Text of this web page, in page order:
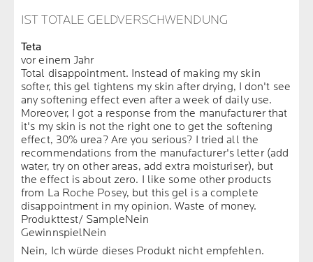
IST TOTALE GELDVERSCHWENDUNG
Teta
vor einem Jahr
Total disappointment. Instead of making my skin
softer, this gel tightens my skin after drying, I don't see
any softening effect even after a week of daily use.
Moreover, I got a response from the manufacturer that
it's my skin is not the right one to get the softening
effect, 30% urea? Are you serious? I tried all the
recommendations from the manufacturer's letter (add
water, try on other areas, add extra moisturiser), but
the effect is about zero. I like some other products
from La Roche Posey, but this gel is a complete
disappointment in my opinion. Waste of money.
Produkttest/ SampleNein
GewinnspielNein
Nein, Ich würde dieses Produkt nicht empfehlen.